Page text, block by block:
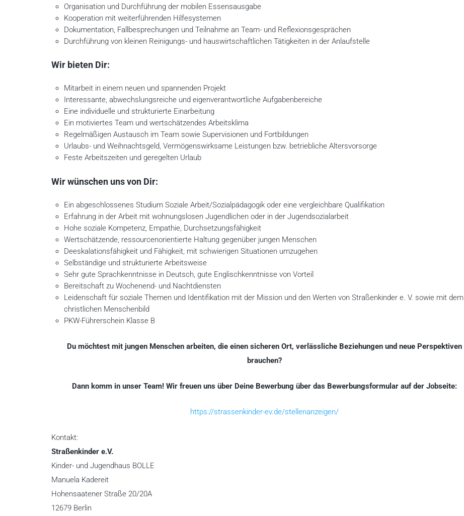
Organisation und Durchführung der mobilen Essensausgabe
Kooperation mit weiterführenden Hilfesystemen
Dokumentation, Fallbesprechungen und Teilnahme an Team- und Reflexionsgesprächen
Durchführung von kleinen Reinigungs- und hauswirtschaftlichen Tätigkeiten in der Anlaufstelle
Wir bieten Dir:
Mitarbeit in einem neuen und spannenden Projekt
Interessante, abwechslungsreiche und eigenverantwortliche Aufgabenbereiche
Eine individuelle und strukturierte Einarbeitung
Ein motiviertes Team und wertschätzendes Arbeitsklima
Regelmäßigen Austausch im Team sowie Supervisionen und Fortbildungen
Urlaubs- und Weihnachtsgeld, Vermögenswirksame Leistungen bzw. betriebliche Altersvorsorge
Feste Arbeitszeiten und geregelten Urlaub
Wir wünschen uns von Dir:
Ein abgeschlossenes Studium Soziale Arbeit/Sozialpädagogik oder eine vergleichbare Qualifikation
Erfahrung in der Arbeit mit wohnungslosen Jugendlichen oder in der Jugendsozialarbeit
Hohe soziale Kompetenz, Empathie, Durchsetzungsfähigkeit
Wertschätzende, ressourcenorientierte Haltung gegenüber jungen Menschen
Deeskalationsfähigkeit und Fähigkeit, mit schwierigen Situationen umzugehen
Selbständige und strukturierte Arbeitsweise
Sehr gute Sprachkenntnisse in Deutsch, gute Englischkenntnisse von Vorteil
Bereitschaft zu Wochenend- und Nachtdiensten
Leidenschaft für soziale Themen und Identifikation mit der Mission und den Werten von Straßenkinder e. V. sowie mit dem
christlichen Menschenbild
PKW-Führerschein Klasse B
Du möchtest mit jungen Menschen arbeiten, die einen sicheren Ort, verlässliche Beziehungen und neue Perspektiven
brauchen?
Dann komm in unser Team! Wir freuen uns über Deine Bewerbung über das Bewerbungsformular auf der Jobseite:
https://strassenkinder-ev.de/stellenanzeigen/
Kontakt:
Straßenkinder e.V.
Kinder- und Jugendhaus BOLLE
Manuela Kadereit
Hohensaatener Straße 20/20A
12679 Berlin